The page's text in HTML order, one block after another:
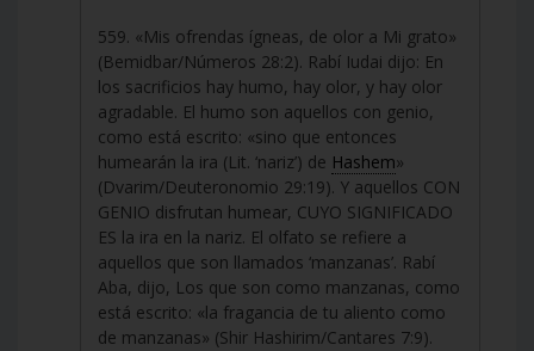
559. «Mis ofrendas ígneas, de olor a Mi grato»
(Bemidbar/Números 28:2). Rabí Iudai dijo: En
los sacrificios hay humo, hay olor, y hay olor
agradable. El humo son aquellos con genio,
como está escrito: «sino que entonces
humearán la ira (Lit. ‘nariz’) de Hashem»
(Dvarim/Deuteronomio 29:19). Y aquellos CON
GENIO disfrutan humear, CUYO SIGNIFICADO
ES la ira en la nariz. El olfato se refiere a
aquellos que son llamados ‘manzanas’. Rabí
Aba, dijo, Los que son como manzanas, como
está escrito: «la fragancia de tu aliento como
de manzanas» (Shir Hashirim/Cantares 7:9).